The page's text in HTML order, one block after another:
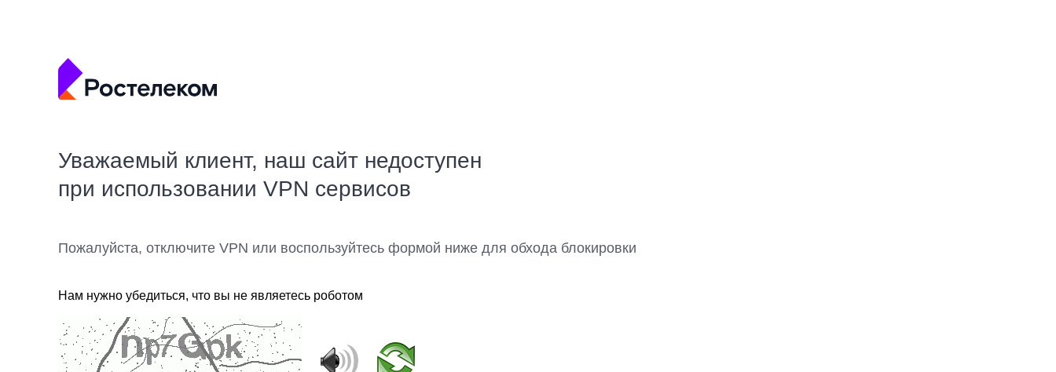
Уважаемый клиент, наш сайт недоступен
при использовании VPN сервисов
Пожалуйста, отключите VPN или воспользуйтесь формой ниже для обхода блокировки
Нам нужно убедиться, что вы не являетесь роботом